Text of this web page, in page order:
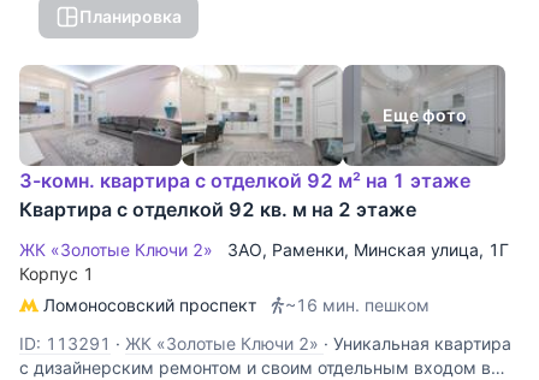
Планировка
Еще фото
3-комн. квартира с отделкой 92 м² на 1 этаже
Квартира с отделкой 92 кв. м на 2 этаже
ЖК «Золотые Ключи 2» ЗАО, Раменки, Минская улица, 1Г
Корпус 1
Ломоносовский проспект
~16 мин. пешком
ID: 113291 · ЖК «Золотые Ключи 2» · Уникальная квартира
с дизайнерским ремонтом и своим отдельным входом в